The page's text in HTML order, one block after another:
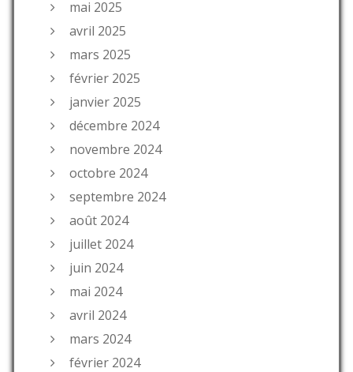
mai 2025
avril 2025
mars 2025
février 2025
janvier 2025
décembre 2024
novembre 2024
octobre 2024
septembre 2024
août 2024
juillet 2024
juin 2024
mai 2024
avril 2024
mars 2024
février 2024